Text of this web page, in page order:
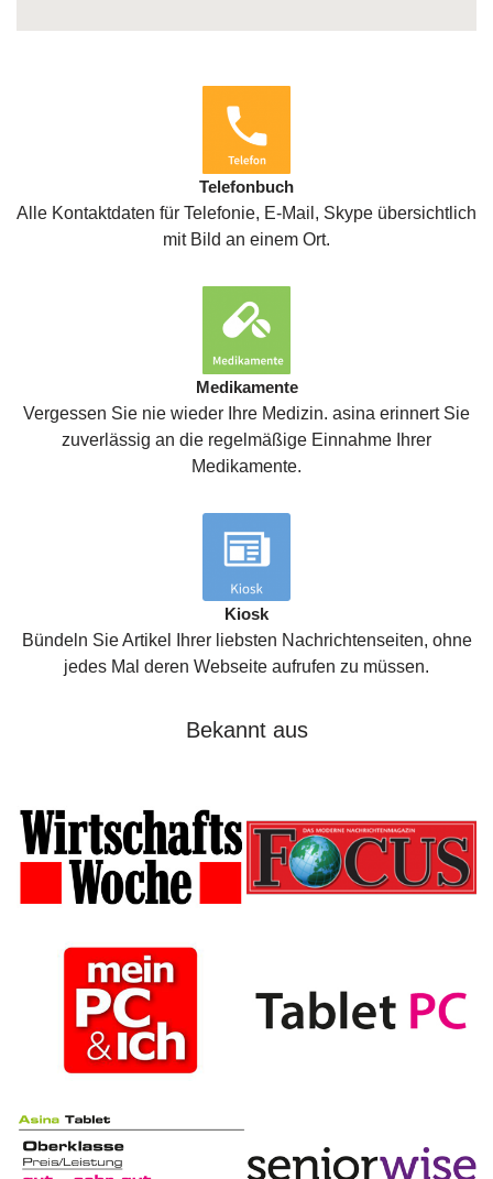
Telefonbuch
Alle Kontaktdaten für Telefonie, E-Mail, Skype übersichtlich
mit Bild an einem Ort.
Medikamente
Vergessen Sie nie wieder Ihre Medizin. asina erinnert Sie
zuverlässig an die regelmäßige Einnahme Ihrer
Medikamente.
Kiosk
Bündeln Sie Artikel Ihrer liebsten Nachrichtenseiten, ohne
jedes Mal deren Webseite aufrufen zu müssen.
Bekannt aus